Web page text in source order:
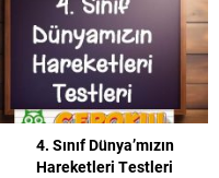
5. Sınıf Doğal Sayılarla
Toplama ve Çıkarma İşlemleri